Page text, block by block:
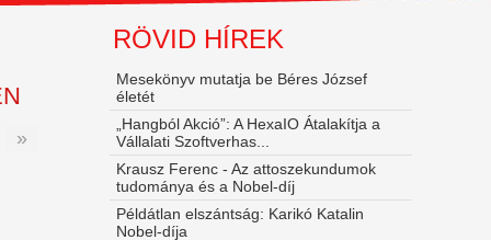
»
RÖVID HÍREK
Mesekönyv mutatja be Béres József
életét
„Hangból Akció”: A HexaIO Átalakítja a
Vállalati Szoftverhas...
Krausz Ferenc - Az attoszekundumok
tudománya és a Nobel‑díj
Példátlan elszántság: Karikó Katalin
Nobel-díja